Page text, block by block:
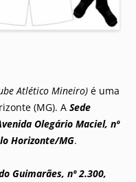
Atlético Mineiro) é uma
(MG). A Sede
Olegário Maciel, nº
Horizonte/MG.
Guimarães, nº 2.300,